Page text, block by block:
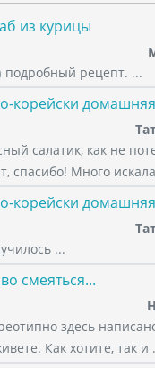
из курицы
подробный рецепт. ...
корейски домашняя
салатик, как не
спасибо! Много
корейски домашняя
...
смеяться...
здесь
Как хотите, так и